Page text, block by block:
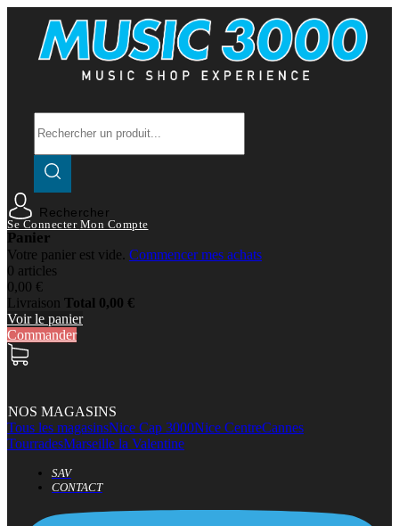
Rechercher
Se Connecter Mon Compte
Panier
Votre panier est vide. Commencer mes achats
0 articles
0,00 €
Livraison Total 0,00 €
Voir le panier
Commander
NOS MAGASINS
Tous les magasinsNice Cap 3000Nice CentreCannes
TourradesMarseille la Valentine
SAV
CONTACT